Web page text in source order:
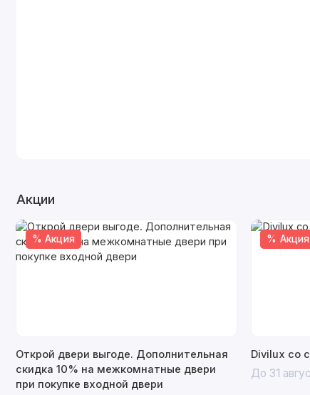
Акции
% Акция
Открой двери выгоде. Дополнительная
скидка 10% на межкомнатные двери
при покупке входной двери
% Акция
Divilux со
До 31